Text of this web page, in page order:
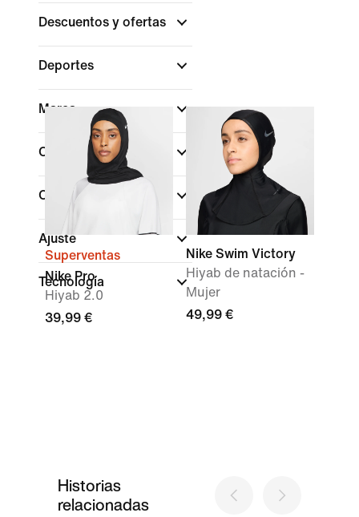
Descuentos y ofertas
Deportes
Marca
Color
Características
Ajuste
Tecnología
Superventas
Nike Pro
Hiyab 2.0
39,99 €
Nike Swim Victory
Hiyab de natación -
Mujer
49,99 €
Historias
relacionadas